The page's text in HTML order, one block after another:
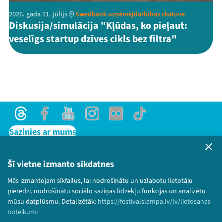
Šī vietne izmanto sīkdatnes
Mēs izmantojam sīkfailus, lai nodrošinātu un uzlabotu lietotāju
pieredzi, nodrošinātu sociālo saziņas līdzekļu funkcijas un analizētu
mūsu datplūsmu. Detalizētāk: https://festivalslampa.lv/lv/lietosanas-
noteikumi
2026. gada 11. jūlijs Swedbank uzņēmējdarbības skatuve
Diskusija/simulācija "Kļūdas, ko pieļaut:
veselīgs startup dzīves cikls bez filtra"
ThreadsFacebookYoutubeInstagram
Flick TikTok
Sazinies ar mums
Lietošanas noteikumi un sīkdatņu politika
Bērnu aizsardzības politika
© 2026 Sarunu festivāls LAMPA Visas tiesības
paturētas.